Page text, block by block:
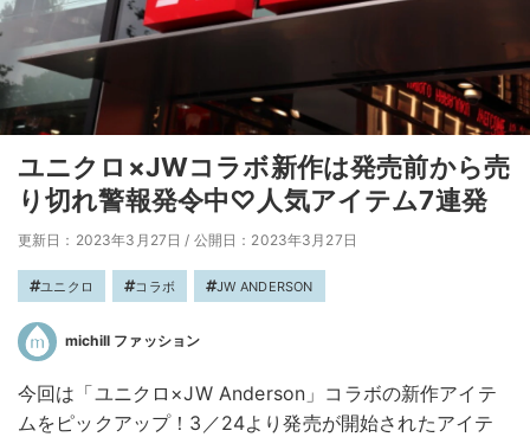
ユニクロ×JWコラボ新作は発売前から売
り切れ警報発令中♡人気アイテム7連発
更新日：2023年3月27日 / 公開日：2023年3月27日
ユニクロ コラボ JW ANDERSON
michill ファッション
今回は「ユニクロ×JW Anderson」コラボの新作アイテ
ムをピックアップ！3／24より発売が開始されたアイテ